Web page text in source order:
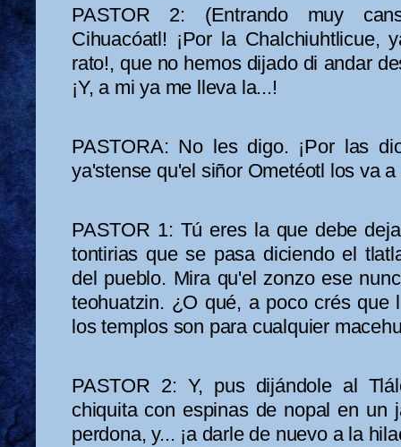
PASTOR 2: (Entrando muy
Cihuacóatl! ¡Por la Chalchiuhtlicue,
rato!, que no hemos dijado di andar
¡Y, a mi ya me lleva la...!
PASTORA: No les digo. ¡Por las
ya'stense qu'el siñor Ometéotl los va
PASTOR 1: Tú eres la que debe
tontirias que se pasa diciendo el
del pueblo. Mira qu'el zonzo ese
teohuatzin. ¿O qué, a poco crés que
los templos son para cualquier
PASTOR 2: Y, pus dijándole al
chiquita con espinas de nopal en un
perdona, y... ¡a darle de nuevo a la